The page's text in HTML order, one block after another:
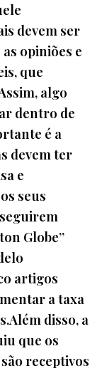
devem ser
opiniões e
que
algo
dentro de
é a
devem ter
e
seus
Globe”
artigos
a taxa
disso, a
que os
receptivos